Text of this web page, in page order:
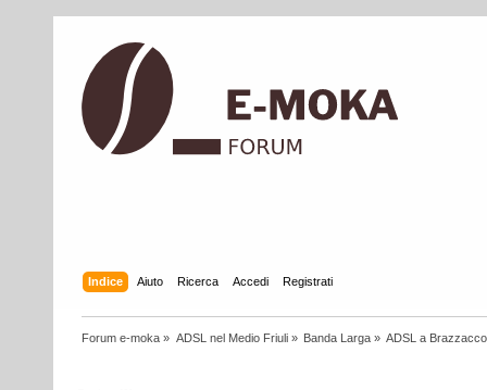
Indice Aiuto Ricerca Accedi Registrati
Forum e-moka » ADSL nel Medio Friuli» Banda Larga» ADSL a